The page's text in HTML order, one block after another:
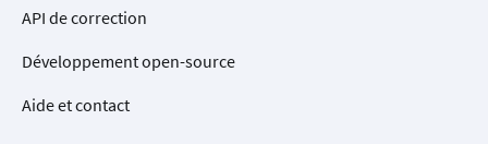
API de correction
Développement open-source
Aide et contact